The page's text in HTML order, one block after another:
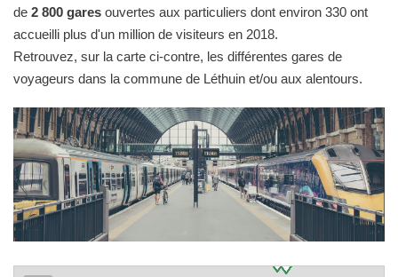
de 2 800 gares ouvertes aux particuliers dont environ 330 ont
accueilli plus d'un million de visiteurs en 2018.
Retrouvez, sur la carte ci-contre, les différentes gares de
voyageurs dans la commune de Léthuin et/ou aux alentours.